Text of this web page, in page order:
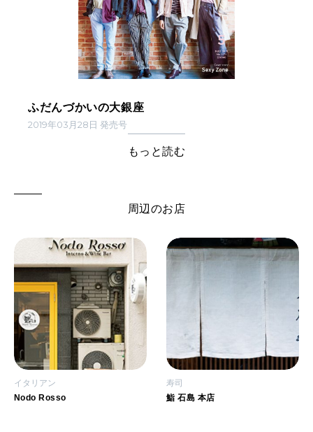
ふだんづかいの大銀座
2019年03月28日 発売号
もっと読む
周辺のお店
イタリアン
Nodo Rosso
寿司
鮨 石島 本店